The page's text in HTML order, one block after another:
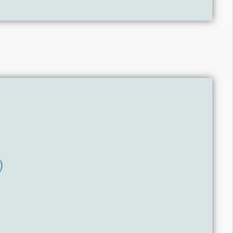
04/01-2023/03/31)
半期(令和4年4月1日-令和4年6月
和3年4月1日-令和4年3月31日)
半期(令和3年10月1日-令和3年12